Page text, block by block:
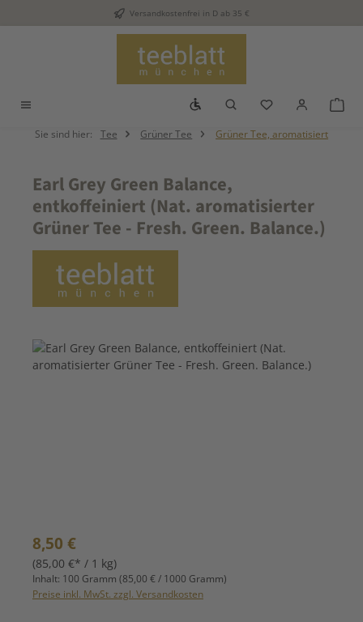
Zum Hauptinhalt springenVersandkostenfrei in D ab 35 €
Werkzeugleiste anzeigen
Du hast 0
Sie sind hier: Tee Grüner Tee Grüner Tee, aromatisiert
Earl Grey Green Balance,
entkoffeiniert (Nat. aromatisierter
Grüner Tee - Fresh. Green. Balance.)
Bildergalerie überspringen
Regulärer Preis:
8,50 €
(85,00 €* / 1 kg)
Inhalt: 100 Gramm (85,00 € / 1000 Gramm)
Preise inkl. MwSt. zzgl. Versandkosten